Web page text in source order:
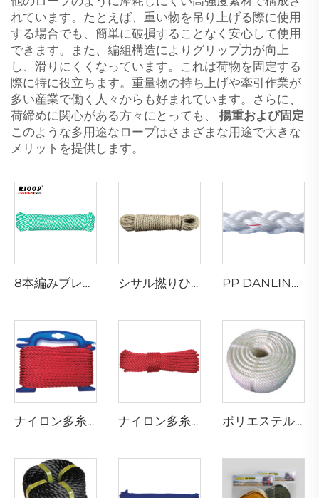
れています。たとえば、重い物を吊り上げる際に使用
する場合でも、簡単に破損することなく安心して使用
できます。また、編組構造によりグリップ力が向上
し、滑りにくくなっています。これは荷物を固定する
際に特に役立ちます。重量物の持ち上げや牽引作業が
多い産業で働く人々からも好まれています。さらに、
荷締めに関心がある方々にとっても、 揚重および固定
このような多用途なロープはさまざまな用途で大きな
メリットを提供します。
8本編みブレイデッドロープ シサル撚りひも PP DANLINE 8本撚りハウサーロープ
ナイロン多糸撚りひも ナイロン多糸撚りひも ポリエステル多連糸撚りひも